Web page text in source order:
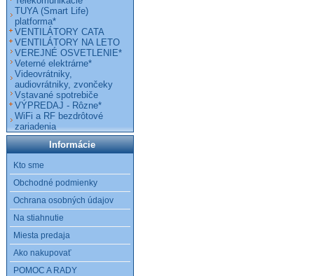
TUYA (Smart Life)
platforma*
VENTILÁTORY CATA
VENTILÁTORY NA LETO
VEREJNÉ OSVETLENIE*
Veterné elektrárne*
Videovrátniky,
audiovrátniky, zvončeky
Vstavané spotrebiče
VÝPREDAJ - Rôzne*
WiFi a RF bezdrôtové
zariadenia
Informácie
Kto sme
Obchodné podmienky
Ochrana osobných údajov
Na stiahnutie
Miesta predaja
Ako nakupovať
POMOC A RADY